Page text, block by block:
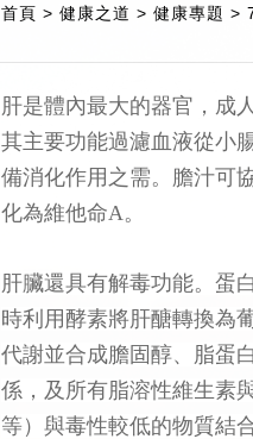
首頁 > 健康之道 > 健康專題 >
肝是體內最大的器官，成
其主要功能過濾血液從小
備消化作用之需。膽汁可
化為維他命A。
肝臟還具有解毒功能。蛋
時利用酵素將肝醣轉換為
代謝並合成膽固醇、脂蛋
係，及所有脂溶性維生素
等）與毒性較低的物質結